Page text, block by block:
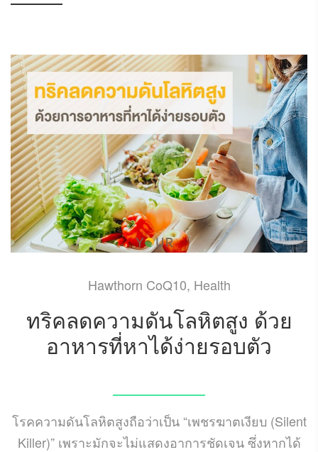
Hawthorn CoQ10, Health
ทริคลดความดันโลหิตสูง ด้วย
อาหารที่หาได้ง่ายรอบตัว
โรคความดันโลหิตสูงถือว่าเป็น “เพชรฆาตเงียบ (Silent
Killer)” เพราะมักจะไม่แสดงอาการชัดเจน ซึ่งหากได้